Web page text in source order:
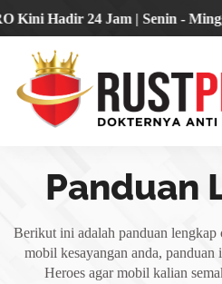
Hadir 24 Jam | Senin - Minggu
Panduan
Berikut ini adalah panduan lengkap
mobil kesayangan anda,
Heroes agar mobil kalian